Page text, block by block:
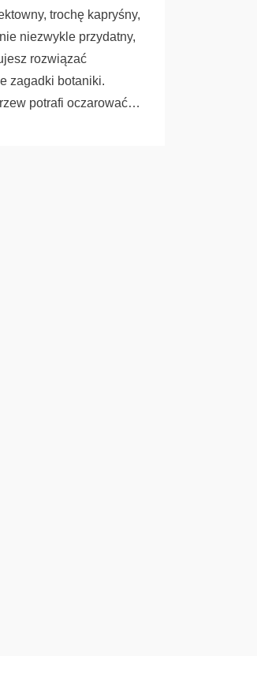
trochę kapryśny,
niezwykle przydatny,
rozwiązać
zagadki botaniki.
potrafi oczarować…